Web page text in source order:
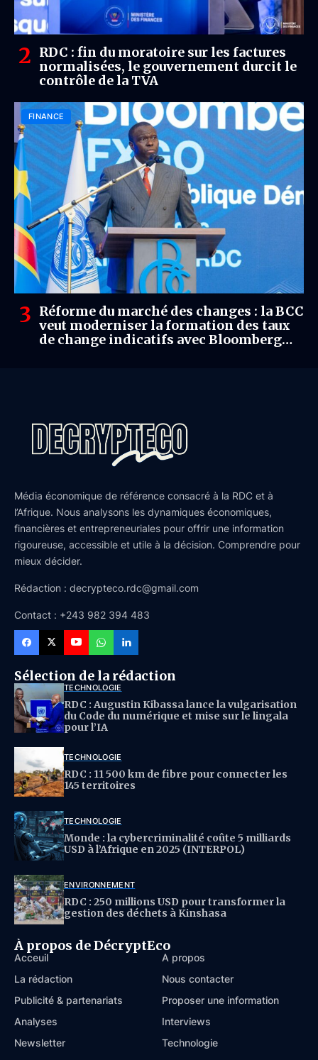
RDC : fin du moratoire sur les factures
normalisées, le gouvernement durcit le
contrôle de la TVA
FINANCE
Réforme du marché des changes : la BCC
veut moderniser la formation des taux
de change indicatifs avec Bloomberg
Média économique de référence consacré à la RDC et à
l’Afrique. Nous analysons les dynamiques économiques,
financières et entrepreneuriales pour offrir une information
rigoureuse, accessible et utile à la décision. Comprendre pour
mieux décider.
Rédaction : decrypteco.rdc@gmail.com
Contact : +243 982 394 483
Sélection de la rédaction
TECHNOLOGIE
RDC : Augustin Kibassa lance la vulgarisation
du Code du numérique et mise sur le lingala
pour l’IA
TECHNOLOGIE
RDC : 11 500 km de fibre pour connecter les
145 territoires
TECHNOLOGIE
Monde : la cybercriminalité coûte 5 milliards
USD à l’Afrique en 2025 (INTERPOL)
ENVIRONNEMENT
RDC : 250 millions USD pour transformer la
gestion des déchets à Kinshasa
À propos de DécryptEco
Acceuil
À propos
La rédaction
Nous contacter
Publicité & partenariats
Proposer une information
Analyses
Interviews
Newsletter
Technologie